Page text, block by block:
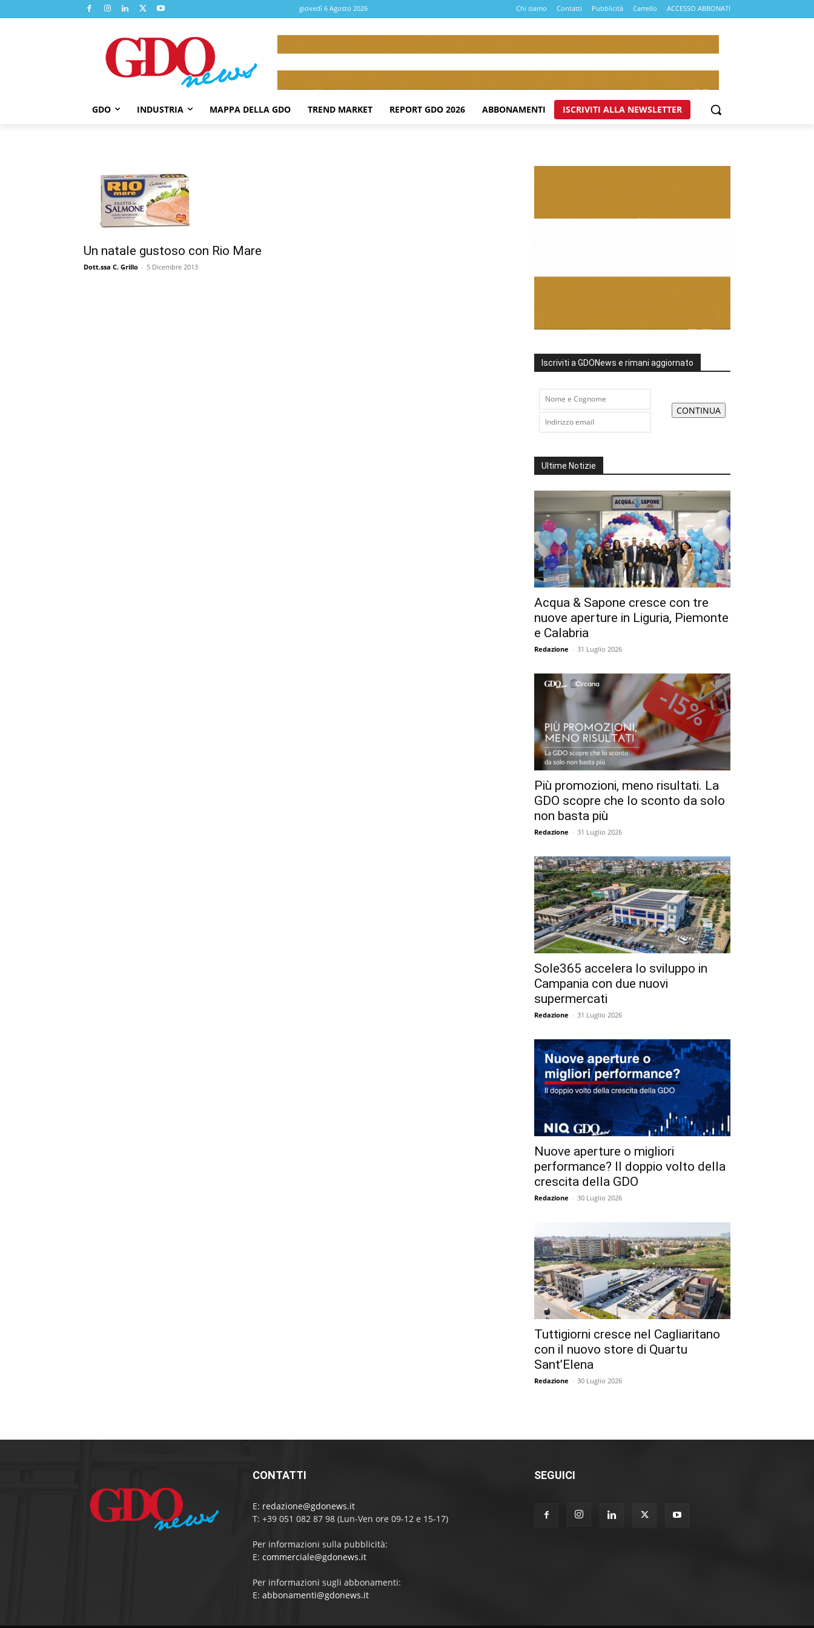
giovedì 6 Agosto 2026 Chi siamo Contatti Pubblicità Carrello ACCESSO ABBONATI
GDO INDUSTRIA MAPPA DELLA GDO TREND MARKET REPORT GDO 2026 ABBONAMENTI ISCRIVITI ALLA NEWSLETTER
Un natale gustoso con Rio Mare
Dott.ssa C. Grillo - 5 Dicembre 2013
Iscriviti a GDONews e rimani aggiornato
Ultime Notizie
Acqua & Sapone cresce con tre
nuove aperture in Liguria, Piemonte
e Calabria
Redazione - 31 Luglio 2026
Più promozioni, meno risultati. La
GDO scopre che lo sconto da solo
non basta più
Redazione - 31 Luglio 2026
Sole365 accelera lo sviluppo in
Campania con due nuovi
supermercati
Redazione - 31 Luglio 2026
Nuove aperture o migliori
performance? Il doppio volto della
crescita della GDO
Redazione - 30 Luglio 2026
Tuttigiorni cresce nel Cagliaritano
con il nuovo store di Quartu
Sant’Elena
Redazione - 30 Luglio 2026
CONTATTI
E: redazione@gdonews.it
T: +39 051 082 87 98 (Lun-Ven ore 09-12 e 15-17)
Per informazioni sulla pubblicità:
E: commerciale@gdonews.it
Per informazioni sugli abbonamenti:
E: abbonamenti@gdonews.it
SEGUICI